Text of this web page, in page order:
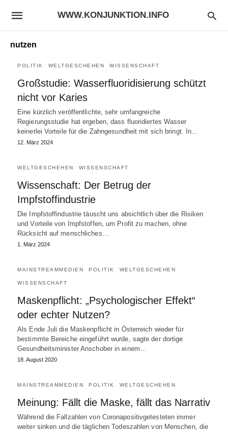
WWW.KONJUNKTION.INFO
nutzen
POLITIK WELTGESCHEHEN WISSENSCHAFT
Großstudie: Wasserfluoridisierung schützt
nicht vor Karies
Eine kürzlich veröffentlichte, sehr umfangreiche
Regierungsstudie hat ergeben, dass fluoridiertes Wasser
keinerlei Vorteile für die Zahngesundheit mit sich bringt. In…
12. März 2024
WELTGESCHEHEN WISSENSCHAFT
Wissenschaft: Der Betrug der
Impfstoffindustrie
Die Impfstoffindustrie täuscht uns absichtlich über die Risiken
und Vorteile von Impfstoffen, um Profit zu machen, ohne
Rücksicht auf menschliches…
1. März 2024
MAINSTREAMMEDIEN POLITIK WELTGESCHEHEN
WISSENSCHAFT
Maskenpflicht: „Psychologischer Effekt“
oder echter Nutzen?
Als Ende Juli die Maskenpflicht in Österreich wieder für
bestimmte Bereiche eingeführt wurde, sagte der dortige
Gesundheitsminister Anschober in einem…
18. August 2020
MAINSTREAMMEDIEN POLITIK WELTGESCHEHEN
Meinung: Fällt die Maske, fällt das Narrativ
Während die Fallzahlen von Coronapositivgetesteten immer
weiter sinken und die täglichen Todeszahlen von Menschen, die